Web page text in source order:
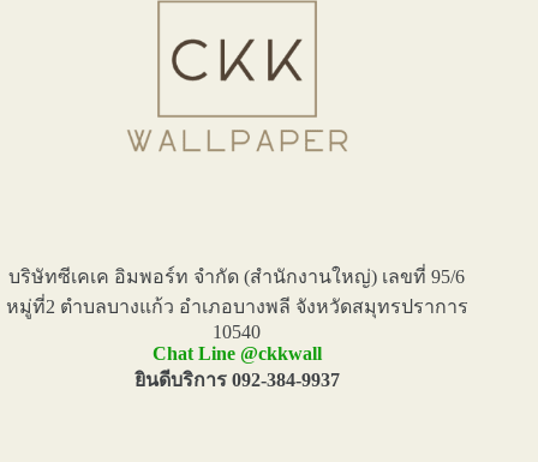
บริษัทซีเคเค อิมพอร์ท จำกัด (สำนักงานใหญ่) เลขที่ 95/6
หมู่ที่2 ตำบลบางแก้ว อำเภอบางพลี จังหวัดสมุทรปราการ
10540
Chat Line @ckkwall
ยินดีบริการ 092-384-9937